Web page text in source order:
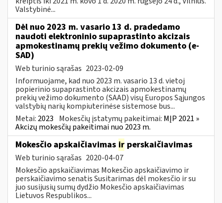
Valstybinė...
Dėl nuo 2023 m. vasario 13 d. pradedamo
naudoti elektroninio supaprastinto akcizais
apmokestinamų prekių vežimo dokumento (e-
SAD)
Web turinio sąrašas 2023-02-09
Informuojame, kad nuo 2023 m. vasario 13 d. vietoj
popierinio supaprastinto akcizais apmokestinamų
prekių vežimo dokumento (SAAD) visų Europos Sąjungos
valstybių narių kompiuterinėse sistemose bus...
Metai: 2023 Mokesčių įstatymų pakeitimai: MĮP 2021 »
Akcizų mokesčių pakeitimai nuo 2023 m.
Mokesčio apskaičiavimas ir perskaičiavimas
Web turinio sąrašas 2020-04-07
Mokesčio apskaičiavimas Mokesčio apskaičiavimo ir
perskaičiavimo senatis Susitarimas dėl mokesčio ir su
juo susijusių sumų dydžio Mokesčio apskaičiavimas
Lietuvos Respublikos...